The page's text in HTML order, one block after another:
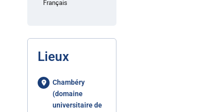
Français
Lieux
Chambéry
(domaine
universitaire de